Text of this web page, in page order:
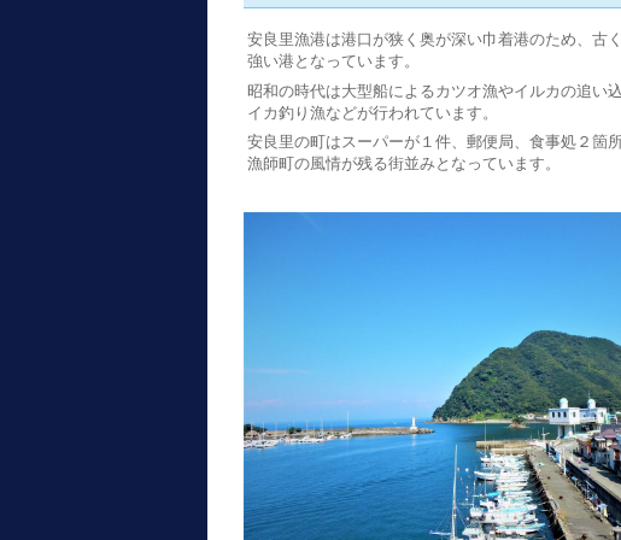
安良里漁港は港口が狭く奥が深い巾着港のため、古
強い港となっています。
昭和の時代は大型船によるカツオ漁やイルカの追い
イカ釣り漁などが行われています。
安良里の町はスーパーが１件、郵便局、食事処２箇
漁師町の風情が残る街並みとなっています。